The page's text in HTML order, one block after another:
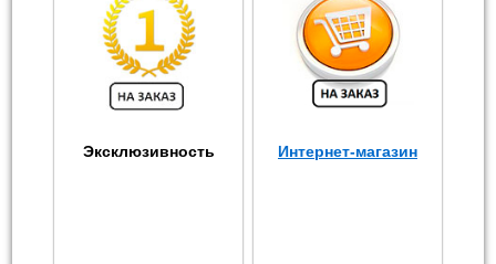
Эксклюзивность Интернет-магазин